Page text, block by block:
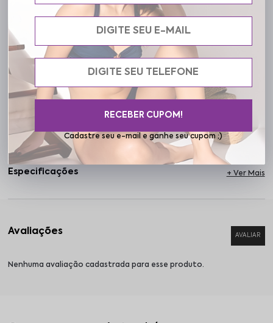
valoriza a silhueta sem apertar. É uma regata feminina com bojo
versatilidade. Perfeita para dias quentes, para usar sob outras
peças no inverno ou compor looks casuais, a Regata Lia se adapta
bem ao clima brasileiro e ao seu ritmo. Na Frelith, conforto é uma
forma de autocuidado diário.
Especificações
Nenhuma avaliação cadastrada para esse produto.
Cadastre seu e-mail e ganhe seu cupom ;)
RECEBER CUPOM!